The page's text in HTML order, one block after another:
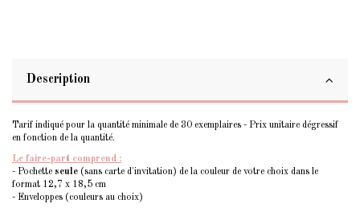
Description
Tarif indiqué pour la quantité minimale de 30 exemplaires - Prix unitaire dégressif
en fonction de la quantité.
Le faire-part comprend :
- Pochette seule (sans carte d'invitation) de la couleur de votre choix dans le
format 12,7 x 18,5 cm
- Enveloppes (couleurs au choix)